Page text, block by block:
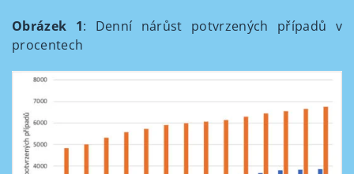
Obrázek 1: Denní nárůst potvrzených případů v
procentech